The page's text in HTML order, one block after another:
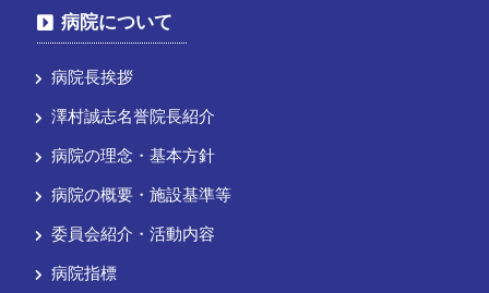
病院について
病院長挨拶
澤村誠志名誉院長紹介
病院の理念・基本方針
病院の概要・施設基準等
委員会紹介・活動内容
病院指標